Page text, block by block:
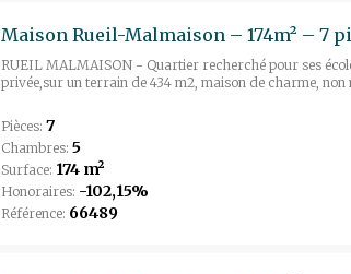
Maison Rueil-Malmaison – 174m² – 7
RUEIL MALMAISON - Quartier recherché pour ses
privée,sur un terrain de 434 m2, maison de charme, non
Pièces: 7
Chambres: 5
Surface: 174 m²
Honoraires: -102,15%
Référence: 66489